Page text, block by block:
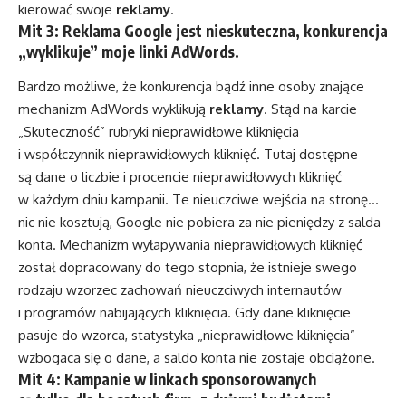
kierować swoje reklamy.
Mit 3: Reklama Google jest nieskuteczna, konkurencja
„wyklikuje” moje linki AdWords.
Bardzo możliwe, że konkurencja bądź inne osoby znające
mechanizm AdWords wyklikują reklamy. Stąd na karcie
„Skuteczność” rubryki nieprawidłowe kliknięcia
i współczynnik nieprawidłowych kliknięć. Tutaj dostępne
są dane o liczbie i procencie nieprawidłowych kliknięć
w każdym dniu kampanii. Te nieuczciwe wejścia na stronę…
nic nie kosztują, Google nie pobiera za nie pieniędzy z salda
konta. Mechanizm wyłapywania nieprawidłowych kliknięć
został dopracowany do tego stopnia, że istnieje swego
rodzaju wzorzec zachowań nieuczciwych internautów
i programów nabijających kliknięcia. Gdy dane kliknięcie
pasuje do wzorca, statystyka „nieprawidłowe kliknięcia”
wzbogaca się o dane, a saldo konta nie zostaje obciążone.
Mit 4: Kampanie w linkach sponsorowanych